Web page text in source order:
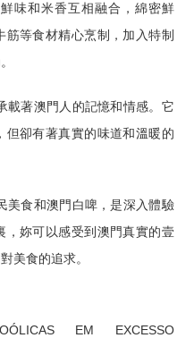
味和米香互相融合，綿密鮮
等食材精心烹制，加入特制
載著澳門人的記憶和情感。它
但卻有著真實的味道和溫暖的
美食和澳門白啤，是深入體驗
，妳可以感受到澳門真實的壹
美食的追求。
EM EXCESSO